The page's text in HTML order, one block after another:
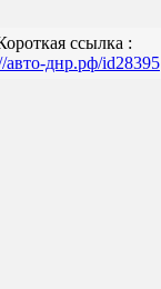
ссылка :
авто-днр.рф/id28395